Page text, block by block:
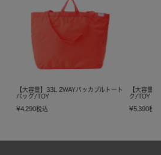
【大容量】33L 2WAYパッカブルトート
バッグ/TOY
¥4,290税込
【大容量
ク/TOY
¥5,390税込